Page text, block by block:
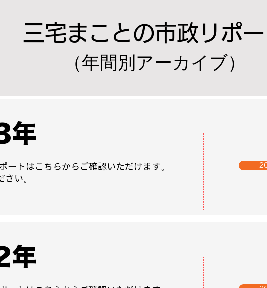
三宅まことの市政リポ
（年間別アーカイブ）
ートはこちらからご確認いただけます。
い。